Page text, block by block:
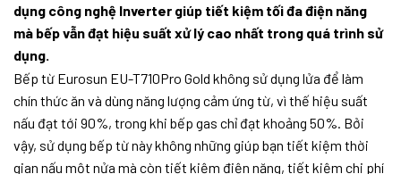
dụng công nghệ Inverter giúp tiết kiệm tối đa điện năng
mà bếp vẫn đạt hiệu suất xử lý cao nhất trong quá trình sử
dụng.
Bếp từ Eurosun EU-T710Pro Gold không sử dụng lửa để làm
chín thức ăn và dùng năng lượng cảm ứng từ, vì thế hiệu suất
nấu đạt tới 90%, trong khi bếp gas chỉ đạt khoảng 50%. Bởi
vậy, sử dụng bếp từ này không những giúp bạn tiết kiệm thời
gian nấu một nửa mà còn tiết kiệm điện năng, tiết kiệm chi phí